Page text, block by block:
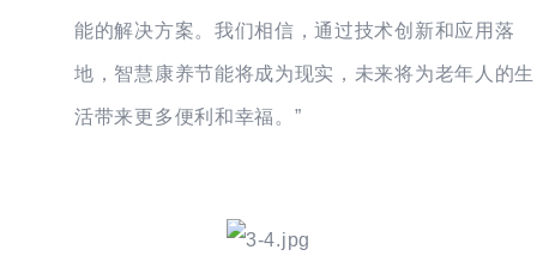
能的解决方案。我们相信，通过技术创新和应用落
地，智慧康养节能将成为现实，未来将为老年人的生
活带来更多便利和幸福。”